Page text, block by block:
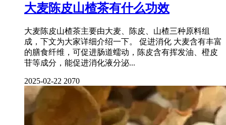
大麦陈皮山楂茶有什么功效
大麦陈皮山楂茶主要由大麦、陈皮、山楂三种原料组
成，下文为大家详细介绍一下。 促进消化 大麦含有丰富
的膳食纤维，可促进肠道蠕动，陈皮含有挥发油、橙皮
苷等成分，能促进消化液分泌...
2025-02-22 2070